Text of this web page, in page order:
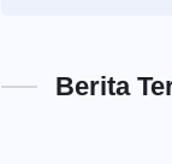
Berita